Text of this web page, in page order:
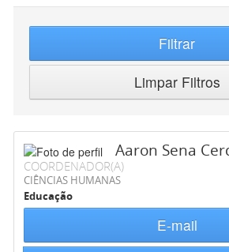
Filtrar
Limpar Filtros
Aaron Sena
COORDENADOR(A)
CIÊNCIAS HUMANAS
Educação
E-mail